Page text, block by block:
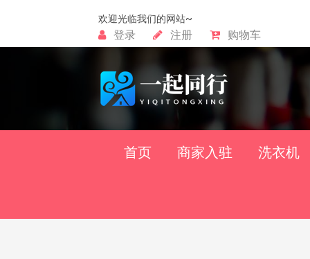
欢迎光临我们的网站~
登录 注册 购物车
首页 商家入驻 洗衣机